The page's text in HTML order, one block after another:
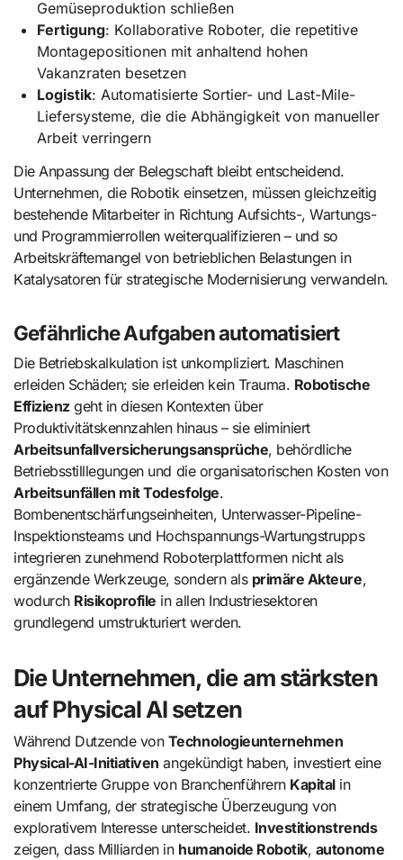
Gemüseproduktion schließen
Fertigung: Kollaborative Roboter, die repetitive
Montagepositionen mit anhaltend hohen
Vakanzraten besetzen
Logistik: Automatisierte Sortier- und Last-Mile-
Liefersysteme, die die Abhängigkeit von manueller
Arbeit verringern
Die Anpassung der Belegschaft bleibt entscheidend.
Unternehmen, die Robotik einsetzen, müssen gleichzeitig
bestehende Mitarbeiter in Richtung Aufsichts-, Wartungs-
und Programmierrollen weiterqualifizieren – und so
Arbeitskräftemangel von betrieblichen Belastungen in
Katalysatoren für strategische Modernisierung verwandeln.
Gefährliche Aufgaben automatisiert
Die Betriebskalkulation ist unkompliziert. Maschinen
erleiden Schäden; sie erleiden kein Trauma. Robotische
Effizienzgeht in diesen Kontexten über
Produktivitätskennzahlen hinaus – sie eliminiert
Arbeitsunfallversicherungsansprüche, behördliche
Betriebsstilllegungen und die organisatorischen Kosten von
Arbeitsunfällen mit Todesfolge.
Bombenentschärfungseinheiten, Unterwasser-Pipeline-
Inspektionsteams und Hochspannungs-Wartungstrupps
integrieren zunehmend Roboterplattformen nicht als
ergänzende Werkzeuge, sondern als primäre Akteure,
wodurch Risikoprofile in allen Industriesektoren
grundlegend umstrukturiert werden.
Die Unternehmen, die am stärksten
auf Physical AI setzen
Während Dutzende von Technologieunternehmen
Physical-AI-Initiativen angekündigt haben, investiert eine
konzentrierte Gruppe von Branchenführern Kapitalin
einem Umfang, der strategische Überzeugung von
explorativem Interesse unterscheidet. Investitionstrends
zeigen, dass Milliarden in humanoide Robotik, autonome